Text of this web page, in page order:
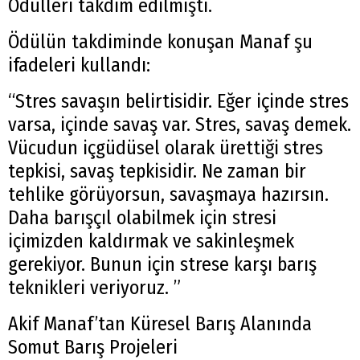
Ödülleri takdim edilmişti.
Ödülün takdiminde konuşan Manaf şu
ifadeleri kullandı:
“Stres savaşın belirtisidir. Eğer içinde stres
varsa, içinde savaş var. Stres, savaş demek.
Vücudun içgüdüsel olarak ürettiği stres
tepkisi, savaş tepkisidir. Ne zaman bir
tehlike görüyorsun, savaşmaya hazırsın.
Daha barışçıl olabilmek için stresi
içimizden kaldırmak ve sakinleşmek
gerekiyor. Bunun için strese karşı barış
teknikleri veriyoruz. ”
Akif Manaf’tan Küresel Barış Alanında
Somut Barış Projeleri